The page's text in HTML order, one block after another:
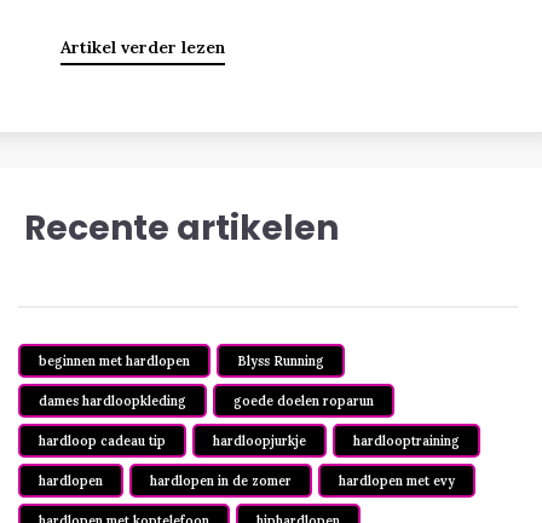
Artikel verder lezen
Recente artikelen
beginnen met hardlopen Blyss Running
dames hardloopkleding goede doelen roparun
hardloop cadeau tip hardloopjurkje hardlooptraining
hardlopen hardlopen in de zomer hardlopen met evy